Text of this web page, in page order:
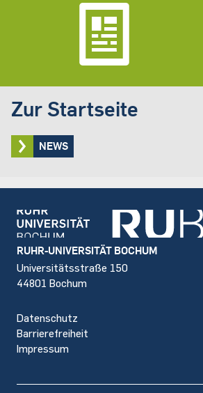
Zur Startseite
NEWS
Footer
RUHR-UNIVERSITÄT BOCHUM
Universitätsstraße 150
44801 Bochum
Datenschutz
Barrierefreiheit
Impressum